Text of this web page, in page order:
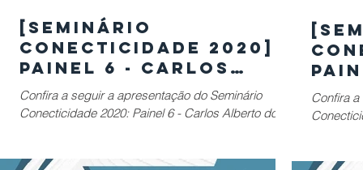
[SEMINÁRIO
CONECTICIDADE 2020]
Painel 6 - Carlos
Alberto dos Santos
Passos - Case
Confira a seguir a apresentação do Seminário
Conecticidade 2020: Painel 6 - Carlos Alberto dos
Confira
Conecticidade 2020: